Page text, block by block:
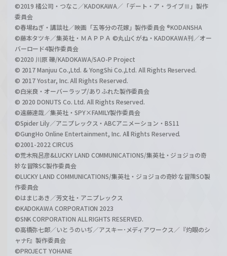
©2019 橘公司・つなこ／KADOKAWA／「デート・ア・ライブⅢ」製作
委員会
©春場ねぎ・講談社／映画「五等分の花嫁」製作委員会 ®KODANSHA
©藤本タツキ／集英社・ＭＡＰＰＡ ©丸山くがね・KADOKAWA刊／オー
バーロード4製作委員会
©2020 川原 礫/KADOKAWA/SAO-P Project
© 2017 Manjuu Co.,Ltd. & YongShi Co.,Ltd. All Rights Reserved.
© 2017 Yostar, Inc. All Rights Reserved.
©白米良・オーバーラップ/ありふれた製作委員会
© 2020 DONUTS Co. Ltd. All Rights Reserved.
©遠藤達哉／集英社・SPY×FAMILY製作委員会
©Spider Lily／アニプレックス・ABCアニメーション・BS11
©GungHo Online Entertainment, Inc. All Rights Reserved.
©2001-2022 CIRCUS
©荒木飛呂彦&LUCKY LAND COMMUNICATIONS/集英社・ジョジョの奇
妙な冒険SC製作委員会
©LUCKY LAND COMMUNICATIONS/集英社・ジョジョの奇妙な冒険SO製
作委員会
©はまじあき／芳文社・アニプレックス
©KADOKAWA CORPORATION 2023
©SNK CORPORATION ALL RIGHTS RESERVED.
©高橋弥七郎／いとうのいぢ／アスキー･メディアワークス／『灼眼のシ
ャナF』製作委員会
©PROJECT YOHANE